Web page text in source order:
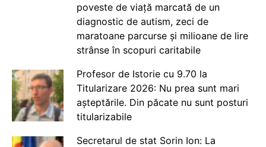
poveste de viață marcată de un
diagnostic de autism, zeci de
maratoane parcurse și milioane de lire
strânse în scopuri caritabile
Profesor de Istorie cu 9.70 la
Titularizare 2026: Nu prea sunt mari
așteptările. Din păcate nu sunt posturi
titularizabile
Secretarul de stat Sorin Ion: La